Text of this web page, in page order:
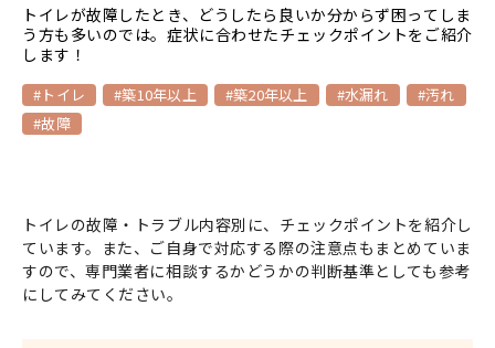
トイレが故障したとき、どうしたら良いか分からず困ってしま
う方も多いのでは。症状に合わせたチェックポイントをご紹介
します！
#トイレ #築10年以上 #築20年以上 #水漏れ
#汚れ
#故障
トイレの故障・トラブル内容別に、チェックポイントを紹介し
ています。また、ご自身で対応する際の注意点もまとめていま
すので、専門業者に相談するかどうかの判断基準としても参考
にしてみてください。